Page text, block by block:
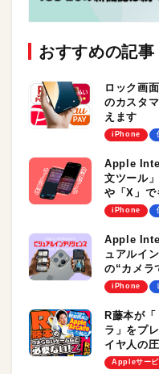
おすすめの記事
ロック画
のカスタ
えます
iPhone
Apple
文ツール
や「X」で
正…とにか
iPhone
Apple
ュアルイ
の“カメラ
い物がは
iPhone
R藤本が「
ラ」をプ
イヤ人の
ないゲー
Appleサービ